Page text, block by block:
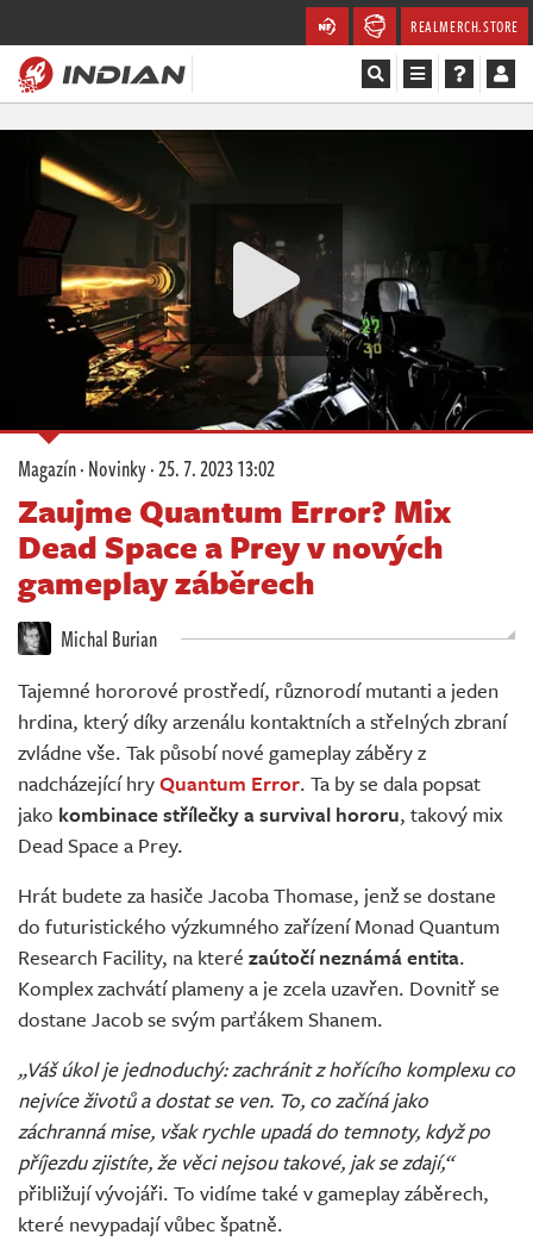
REALMERCH.STORE
Recenze
Videa
Soutěže
Komunita
Redakce
Živě
Magazín·Novinky·25. 7. 2023 13:02
Zaujme Quantum Error? Mix
Dead Space a Prey v nových
gameplay záběrech
Michal Burian
Tajemné hororové prostředí, různorodí mutanti a jeden
hrdina, který díky arzenálu kontaktních a střelných zbraní
zvládne vše. Tak působí nové gameplay záběry z
nadcházející hryQuantum Error. Ta by se dala popsat
jako kombinace střílečky a survival hororu, takový mix
Dead Space a Prey.
Hrát budete za hasiče Jacoba Thomase, jenž se dostane
do futuristického výzkumného zařízení Monad Quantum
Research Facility, na které zaútočí neznámá entita.
Komplex zachvátí plameny a je zcela uzavřen. Dovnitř se
dostane Jacob se svým parťákem Shanem.
„Váš úkol je jednoduchý: zachránit z hořícího komplexu co
nejvíce životů a dostat se ven. To, co začíná jako
záchranná mise, však rychle upadá do temnoty, když po
příjezdu zjistíte, že věci nejsou takové, jak se zdají,“
přibližují vývojáři. To vidíme také v gameplay záběrech,
které nevypadají vůbec špatně.